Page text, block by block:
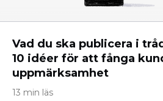
Vad du ska publicera i
10 idéer för att fånga
uppmärksamhet
13 min läs